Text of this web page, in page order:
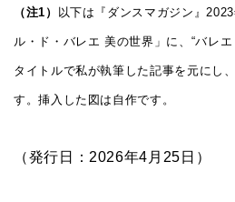
（注1） 以下は『ダンスマガジン』
ル・ド・バレエ 美の世界」に、“バレ
タイトルで私が執筆した記事を元にし
す。挿入した図は自作です。
（発行日：2026年4月25日）